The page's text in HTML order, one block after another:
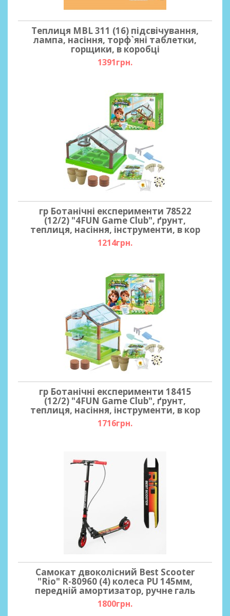
Теплиця MBL 311 (16) підсвічування,
лампа, насіння, торф`яні таблетки,
горщики, в коробці
1391грн.
гр Ботанічні експерименти 78522
(12/2) "4FUN Game Club", ґрунт,
теплиця, насіння, інструменти, в кор
1214грн.
гр Ботанічні експерименти 18415
(12/2) "4FUN Game Club", ґрунт,
теплиця, насіння, інструменти, в кор
1716грн.
Самокат двоколісний Best Scooter
"Rio" R-80960 (4) колеса PU 145мм,
передній амортизатор, ручне галь
1800грн.